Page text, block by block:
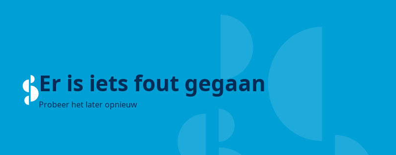
Er is iets fout gegaan
Probeer het later opnieuw